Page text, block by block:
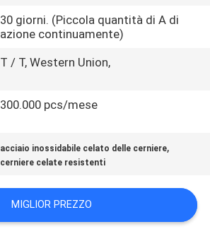
30 giorni. (Piccola quantità di A di
azione continuamente)
T / T, Western Union,
300.000 pcs/mese
acciaio inossidabile celato delle cerniere,
cerniere celate resistenti
MIGLIOR PREZZO